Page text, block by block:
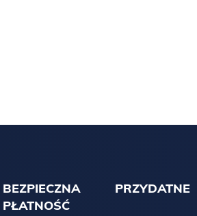
BEZPIECZNA
PŁATNOŚĆ
PRZYDATNE